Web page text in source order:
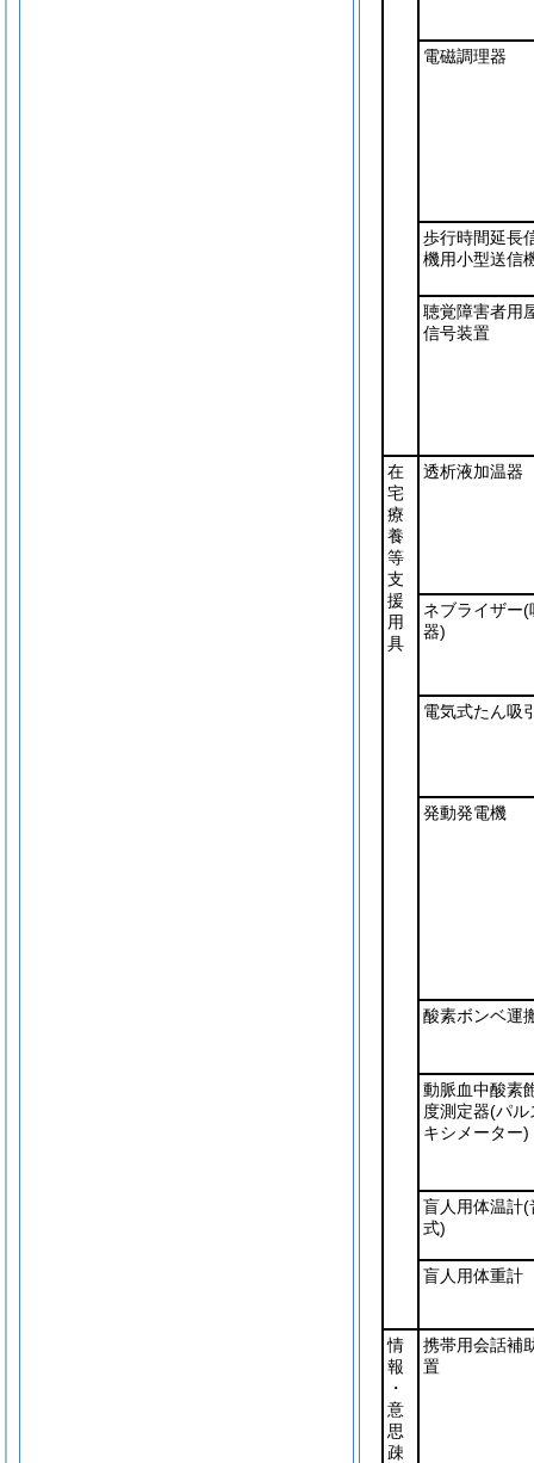
電磁調理器
歩行時間延長
機用小型送信
聴覚障害者用
信号装置
在
宅
療
養
等
支
援
用
具
透析液加温器
ネブライザー(
器)
電気式たん吸
発動発電機
酸素ボンベ運
動脈血中酸素
度測定器(パル
キシメーター)
盲人用体温計(
式)
盲人用体重計
情
報
・
意
思
疎
携帯用会話補
置